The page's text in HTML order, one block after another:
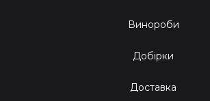
Винороби
Добірки
Доставка